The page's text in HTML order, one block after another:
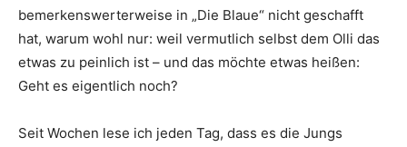
bemerkenswerterweise in „Die Blaue“ nicht geschafft
hat, warum wohl nur: weil vermutlich selbst dem Olli das
etwas zu peinlich ist – und das möchte etwas heißen:
Geht es eigentlich noch?
Seit Wochen lese ich jeden Tag, dass es die Jungs